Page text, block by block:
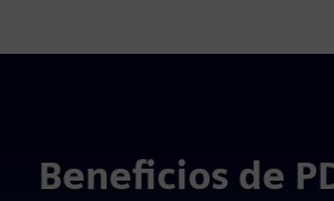
Beneficios de